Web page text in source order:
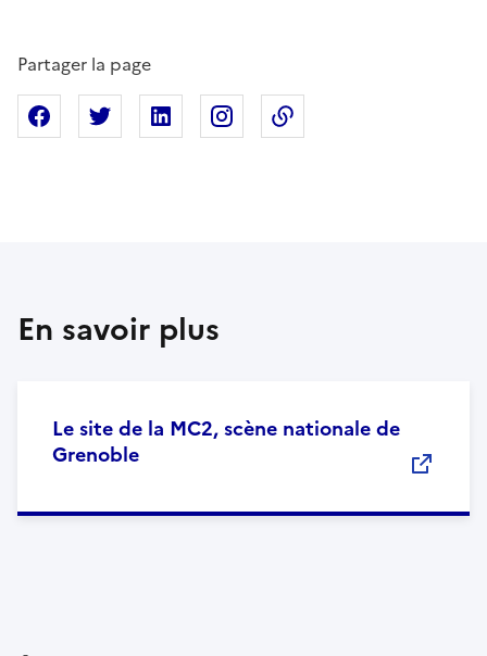
Partager la page
Partager sur Facebook
Partager sur XPartager sur Linkedin
Partager sur Instagram
En savoir plus
Le site de la MC2, scène nationale de
Grenoble